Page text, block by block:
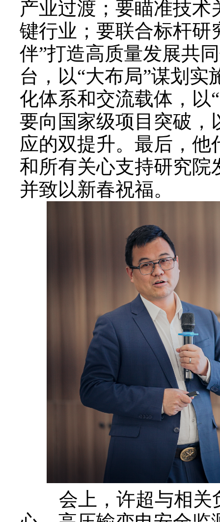
产业过渡；要瞄准技术
键行业；要联合标杆研
伴”打造高质量发展共
台，以“大布局”谋划实
化体系和交流载体，以
要向国家级项目突破，
应的双提升。最后，
和所有关心支持研究院
并致以新春祝福。
会上，许超与相关